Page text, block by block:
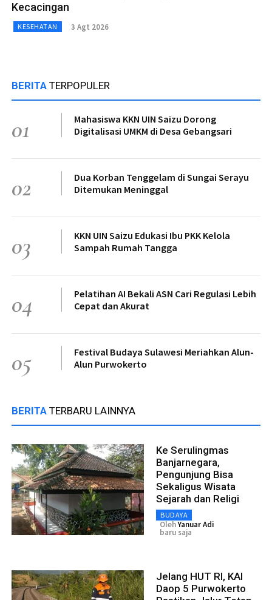
Kecacingan
KESEHATAN 3 Agt 2026
BERITA TERPOPULER
01
Mahasiswa KKN UIN Saizu Dorong
Digitalisasi UMKM di Desa Gebangsari
02
Dua Korban Tenggelam di Sungai Serayu
Ditemukan Meninggal
03
KKN UIN Saizu Edukasi Ibu PKK Kelola
Sampah Rumah Tangga
04
Pelatihan AI Bekali ASN Cari Regulasi Lebih
Cepat dan Akurat
05
Festival Budaya Sulawesi Meriahkan Alun-
Alun Purwokerto
BERITA TERBARU LAINNYA
Ke Serulingmas
Banjarnegara,
Pengunjung Bisa
Sekaligus Wisata
Sejarah dan Religi
BUDAYA
OlehYanuar Adi
baru saja
Jelang HUT RI, KAI
Daop 5 Purwokerto